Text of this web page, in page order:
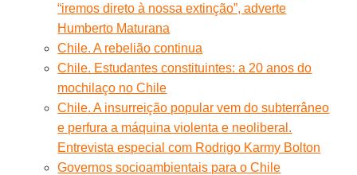
“iremos direto à nossa extinção”, adverte
Humberto Maturana
Chile. A rebelião continua
Chile. Estudantes constituintes: a 20 anos do
mochilaço no Chile
Chile. A insurreição popular vem do subterrâneo
e perfura a máquina violenta e neoliberal.
Entrevista especial com Rodrigo Karmy Bolton
Governos socioambientais para o Chile